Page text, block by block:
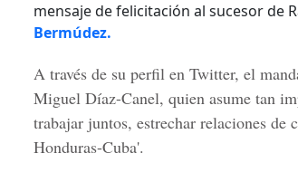
mensaje de felicitación al sucesor de
Bermúdez.
A través de su perfil en Twitter, el
Miguel Díaz-Canel, quien asume tan
trabajar juntos, estrechar relaciones de
Honduras-Cuba'.